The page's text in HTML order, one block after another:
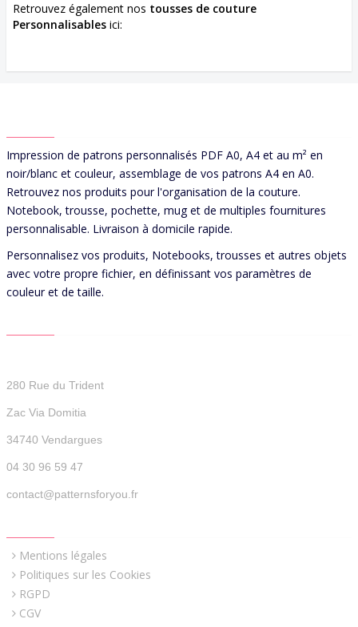
Retrouvez également nos tousses de couture
Personnalisables ici:
Impression de patrons personnalisés PDF A0, A4 et au m² en
noir/blanc et couleur, assemblage de vos patrons A4 en A0.
Retrouvez nos produits pour l'organisation de la couture.
Notebook, trousse, pochette, mug et de multiples fournitures
personnalisable. Livraison à domicile rapide.
Personnalisez vos produits, Notebooks, trousses et autres objets
avec votre propre fichier, en définissant vos paramètres de
couleur et de taille.
280 Rue du Trident
Zac Via Domitia
34740 Vendargues
04 30 96 59 47
contact@patternsforyou.fr
Mentions légales
Politiques sur les Cookies
RGPD
CGV